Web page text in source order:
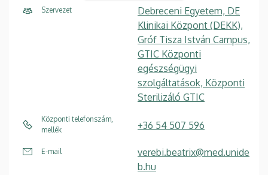
Szervezet
Debreceni Egyetem, DE
Klinikai Központ (DEKK),
Gróf Tisza István Campus,
GTIC Központi
egészségügyi
szolgáltatások, Központi
Sterilizáló GTIC
Központi telefonszám,
mellék
+36 54 507 596
E-mail
verebi.beatrix@med.unide
b.hu